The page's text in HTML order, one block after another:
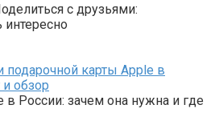
с друзьями:
подарочной карты Apple в
обзор
в России: зачем она нужна и где